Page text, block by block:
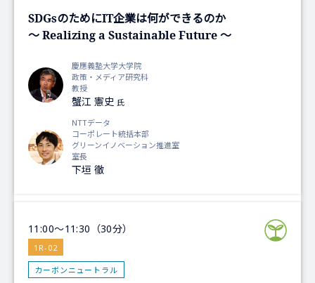
SDGsのためにIT企業は何ができるのか
～ Realizing a Sustainable Future ～
慶應義塾大学大学院
政策・メディア研究科
教授
蟹江 憲史 氏
NTTデータ
コーポレート統括本部
グリーンイノベーション推進室
室長
下垣 徹
11:00～11:30（30分）
1R-02
カーボンニュートラル